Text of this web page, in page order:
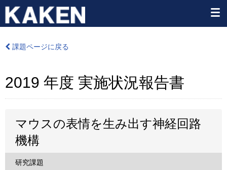
課題ページに戻る
2019 年度 実施状況報告書
マウスの表情を生み出す神経回路
機構
研究課題